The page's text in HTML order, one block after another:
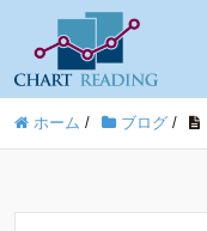
ホーム / ブログ /